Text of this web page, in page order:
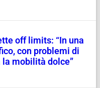
off limits: “In una
con problemi di
mobilità dolce”